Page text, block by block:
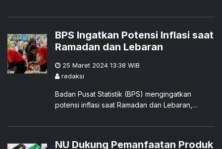
RSUD Aeramo dr Candrawati Saragih, Selasa
BPS Ingatkan Potensi Inflasi saat
Ramadan dan Lebaran
25 Maret 2024 13:38 WIB
redaksi
Badan Pusat Statistik (BPS) mengingatkan
potensi inflasi saat Ramadan dan Lebaran,
hingga transportasi.
NU Dukung Pemanfaatan Produk